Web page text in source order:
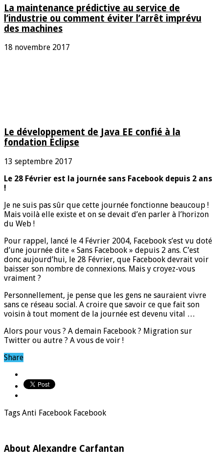
La maintenance prédictive au service de
l’industrie ou comment éviter l’arrêt imprévu
des machines
18 novembre 2017
Le développement de Java EE confié à la
fondation Eclipse
13 septembre 2017
Le 28 Février est la journée sans Facebook depuis 2 ans
!
Je ne suis pas sûr que cette journée fonctionne beaucoup !
Mais voilà elle existe et on se devait d’en parler à l’horizon
du Web !
Pour rappel, lancé le 4 Février 2004, Facebook s’est vu doté
d’une journée dite « Sans Facebook » depuis 2 ans. C’est
donc aujourd’hui, le 28 Février, que Facebook devrait voir
baisser son nombre de connexions. Mais y croyez-vous
vraiment ?
Personnellement, je pense que les gens ne sauraient vivre
sans ce réseau social. A croire que savoir ce que fait son
voisin à tout moment de la journée est devenu vital …
Alors pour vous ? A demain Facebook ? Migration sur
Twitter ou autre ? A vous de voir !
Share
Tags Anti Facebook Facebook
About Alexandre Carfantan